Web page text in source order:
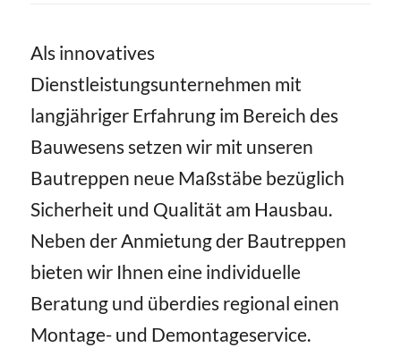
Als innovatives
Dienstleistungsunternehmen mit
langjähriger Erfahrung im Bereich des
Bauwesens setzen wir mit unseren
Bautreppen neue Maßstäbe bezüglich
Sicherheit und Qualität am Hausbau.
Neben der Anmietung der Bautreppen
bieten wir Ihnen eine individuelle
Beratung und überdies regional einen
Montage- und Demontageservice.